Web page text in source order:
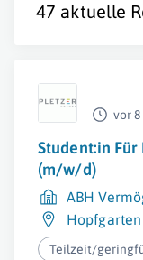
47 aktuelle
vor 8
Student:in
(m/w/d)
ABH
Teilzeit/